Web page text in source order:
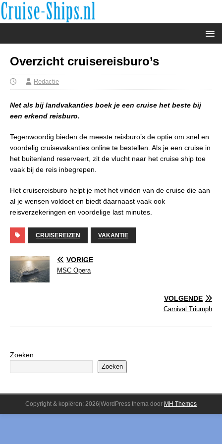
Overzicht cruisereisburo’s
Redactie
Net als bij landvakanties boek je een cruise het beste bij
een erkend reisburo.
Tegenwoordig bieden de meeste reisburo’s de optie om snel en
voordelig cruisevakanties online te bestellen. Als je een cruise in
het buitenland reserveert, zit de vlucht naar het cruise ship toe
vaak bij de reis inbegrepen.
Het cruisereisburo helpt je met het vinden van de cruise die aan
al je wensen voldoet en biedt daarnaast vaak ook
reisverzekeringen en voordelige last minutes.
CRUISEREIZEN VAKANTIE
VORIGE
MSC Opera
VOLGENDE
Carnival Triumph
Zoeken
Zoeken
Copyright & kopiëren; 2026|WordPress thema door MH Themes